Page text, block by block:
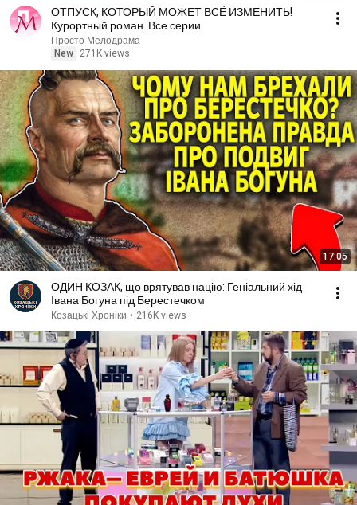
ОТПУСК, КОТОРЫЙ МОЖЕТ ВСЁ ИЗМЕНИТЬ!
Курортный роман. Все серии
Просто Мелодрама
New
271K views
17:05
ОДИН КОЗАК, що врятував націю: Геніальний хід
Івана Богуна під Берестечком
Козацькі Хроніки • 216K views